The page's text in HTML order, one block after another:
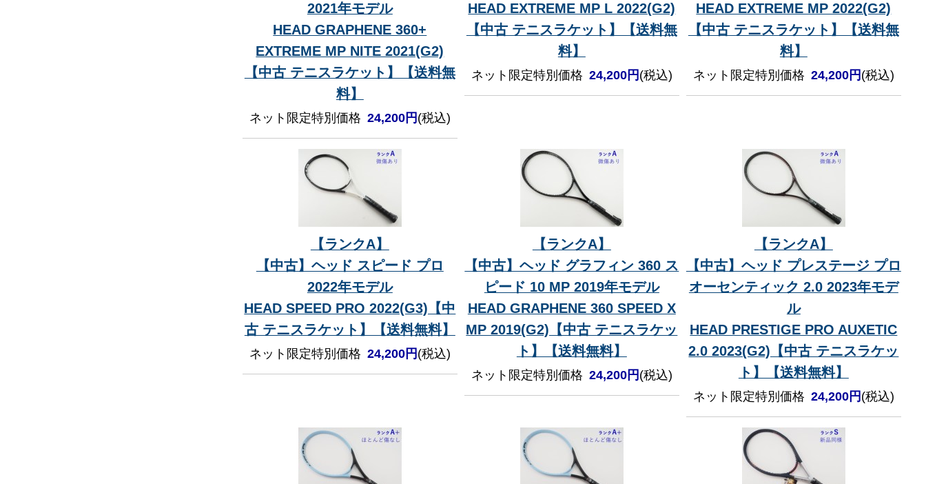
2021年モデル
HEAD GRAPHENE 360+
EXTREME MP NITE 2021(G2)
【中古 テニスラケット】【送料無
料】
ネット限定特別価格 24,200円 (税込)
HEAD EXTREME MP L 2022(G2)
【中古 テニスラケット】【送料無
料】
ネット限定特別価格 24,200円 (税込)
HEAD EXTREME MP 2022(G2)
【中古 テニスラケット】【送料無
料】
ネット限定特別価格 24,200円 (税込)
【ランクA】
【中古】ヘッド スピード プロ
2022年モデル
HEAD SPEED PRO 2022(G3)【中
古 テニスラケット】【送料無料】
ネット限定特別価格 24,200円 (税込)
【ランクA】
【中古】ヘッド グラフィン 360 ス
ピード 10 MP 2019年モデル
HEAD GRAPHENE 360 SPEED X
MP 2019(G2)【中古 テニスラケッ
ト】【送料無料】
ネット限定特別価格 24,200円 (税込)
【ランクA】
【中古】ヘッド プレステージ プロ
オーセンティック 2.0 2023年モデ
ル
HEAD PRESTIGE PRO AUXETIC
2.0 2023(G2)【中古 テニスラケッ
ト】【送料無料】
ネット限定特別価格 24,200円 (税込)